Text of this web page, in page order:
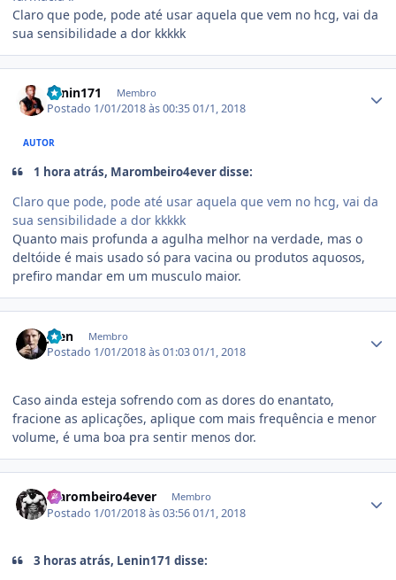
Claro que pode, pode até usar aquela que vem no hcg, vai da
sua sensibilidade a dor kkkkk
Lenin171 Membro
Postado 1/01/2018 às 00:3501/1, 2018
AUTOR
1 hora atrás, Marombeiro4ever disse:
Claro que pode, pode até usar aquela que vem no hcg, vai da
sua sensibilidade a dor kkkkk
Quanto mais profunda a agulha melhor na verdade, mas o
deltóide é mais usado só para vacina ou produtos aquosos,
prefiro mandar em um musculo maior.
JZen Membro
Postado 1/01/2018 às 01:0301/1, 2018
Caso ainda esteja sofrendo com as dores do enantato,
fracione as aplicações, aplique com mais frequência e menor
volume, é uma boa pra sentir menos dor.
Marombeiro4ever Membro
Postado 1/01/2018 às 03:5601/1, 2018
3 horas atrás, Lenin171 disse: